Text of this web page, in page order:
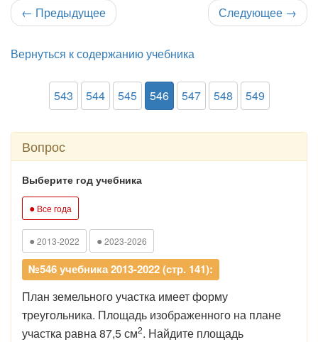
← Предыдущее Следующее →
Вернуться к содержанию учебника
543 544 545 546 547 548 549
Вопрос
Выберите год учебника
● Все года
● 2013-2022 ● 2023-2026
№546 учебника 2013-2022 (стр. 141):
План земельного участка имеет форму
треугольника. Площадь изображенного на плане
участка равна 87,5 см2. Найдите площадь